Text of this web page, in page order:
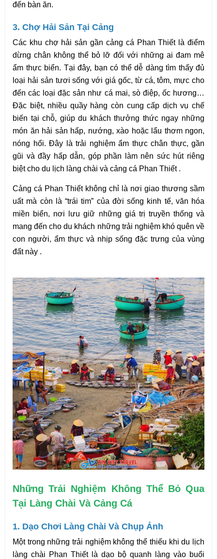
đến bàn ăn.
3. Chợ Hải Sản Tại Cảng
Các khu chợ hải sản gần cảng cá Phan Thiết là điểm
dừng chân không thể bỏ lỡ đối với những ai đam mê
ẩm thực biển. Tại đây, bạn có thể dễ dàng tìm thấy đủ
loại hải sản tươi sống với giá gốc, từ cá, tôm, mực cho
đến các loại đặc sản như cá mai, sò điệp, ốc hương…
Đặc biệt, nhiều quầy hàng còn cung cấp dịch vụ chế
biến tại chỗ, giúp du khách thưởng thức ngay những
món ăn hải sản hấp, nướng, xào hoặc lẩu thơm ngon,
nóng hổi. Đây là trải nghiệm ẩm thực chân thực, gần
gũi và đầy hấp dẫn, góp phần làm nên sức hút riêng
biệt cho du lịch làng chài và cảng cá Phan Thiết .
Cảng cá Phan Thiết không chỉ là nơi giao thương sầm
uất mà còn là “trái tim” của đời sống kinh tế, văn hóa
miền biển, nơi lưu giữ những giá trị truyền thống và
mang đến cho du khách những trải nghiệm khó quên về
con người, ẩm thực và nhịp sống đặc trưng của vùng
đất này .
Những Trải Nghiệm Không Thể Bỏ Qua
Tại Làng Chài Và Cảng Cá
1. Dạo Chơi Làng Chài Và Chụp Ảnh
Một trong những trải nghiệm không thể thiếu khi du lịch
làng chài Phan Thiết là dạo bộ quanh làng vào buổi